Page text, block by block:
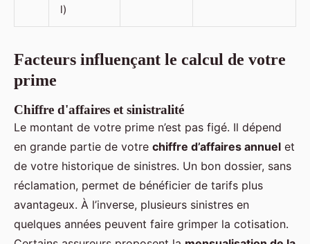
l)
Facteurs influençant le calcul de votre
prime
Chiffre d'affaires et sinistralité
Le montant de votre prime n’est pas figé. Il dépend
en grande partie de votre chiffre d’affaires annuel et
de votre historique de sinistres. Un bon dossier, sans
réclamation, permet de bénéficier de tarifs plus
avantageux. À l’inverse, plusieurs sinistres en
quelques années peuvent faire grimper la cotisation.